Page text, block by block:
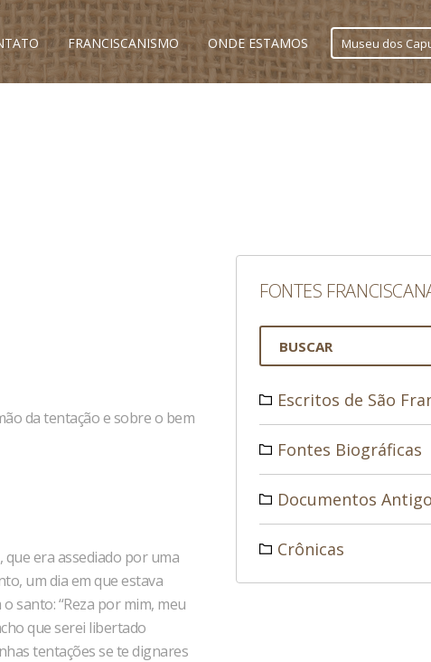
FRANCISCANISMO ONDE ESTAMOS
da tentação e sobre o bem
que era assediado por uma
um dia em que estava
santo: “Reza por mim, meu
que serei libertado
tentações se te dignares
FONTES
Escritos de São
Fontes Biográficas
Documentos
Crônicas